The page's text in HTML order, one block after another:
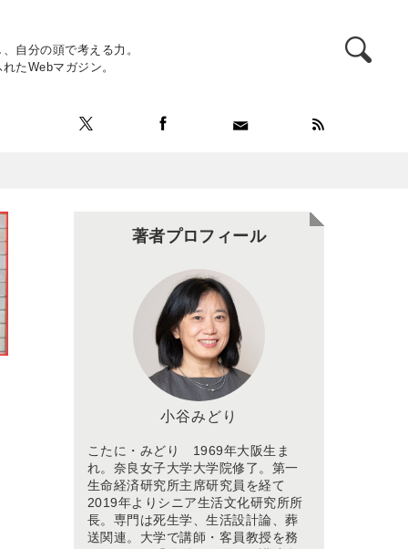
自分の頭で考える力。
たWebマガジン。
著者プロフィール
小谷みどり
こたに・みどり 1969年大阪生ま
れ。奈良女子大学大学院修了。第一
生命経済研究所主席研究員を経て
2019年よりシニア生活文化研究所所
長。専門は死生学、生活設計論、葬
送関連。大学で講師・客員教授を務